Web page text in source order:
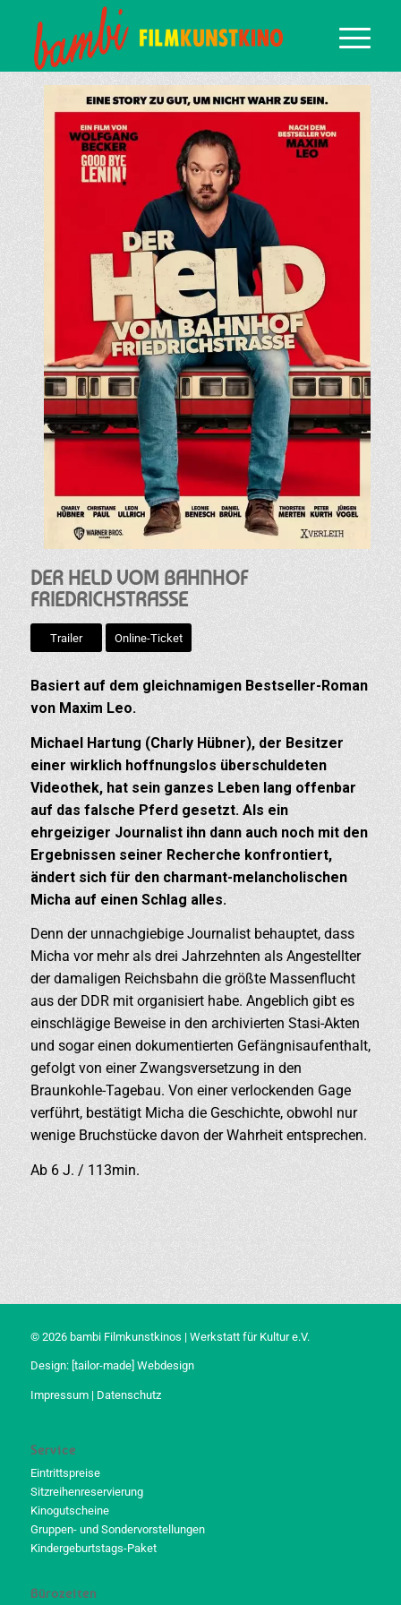
DER HELD VOM BAHNHOF
FRIEDRICHSTRASSE
Trailer Online-Ticket
Basiert auf dem gleichnamigen Bestseller-Roman
von Maxim Leo.
Michael Hartung (Charly Hübner), der Besitzer
einer wirklich hoffnungslos überschuldeten
Videothek, hat sein ganzes Leben lang offenbar
auf das falsche Pferd gesetzt. Als ein
ehrgeiziger Journalist ihn dann auch noch mit den
Ergebnissen seiner Recherche konfrontiert,
ändert sich für den charmant-melancholischen
Micha auf einen Schlag alles.
Denn der unnachgiebige Journalist behauptet, dass
Micha vor mehr als drei Jahrzehnten als Angestellter
der damaligen Reichsbahn die größte Massenflucht
aus der DDR mit organisiert habe. Angeblich gibt es
einschlägige Beweise in den archivierten Stasi-Akten
und sogar einen dokumentierten Gefängnisaufenthalt,
gefolgt von einer Zwangsversetzung in den
Braunkohle-Tagebau. Von einer verlockenden Gage
verführt, bestätigt Micha die Geschichte, obwohl nur
wenige Bruchstücke davon der Wahrheit entsprechen.
Ab 6 J. / 113min.
© 2026 bambi Filmkunstkinos | Werkstatt für Kultur e.V.
Design: [tailor-made] Webdesign
Impressum| Datenschutz
Service
Eintrittspreise
Sitzreihenreservierung
Kinogutscheine
Gruppen- und Sondervorstellungen
Kindergeburtstags-Paket
Bürozeiten